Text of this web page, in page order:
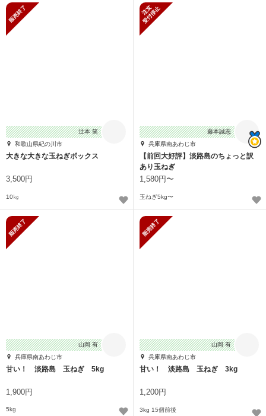
辻本 笑
和歌山県紀の川市
大きな大きな玉ねぎボックス
3,500円
10㎏
藤本誠志
兵庫県南あわじ市
【前回大好評】淡路島のちょっと訳
あり玉ねぎ
1,580円〜
玉ねぎ5kg〜
山岡 有
兵庫県南あわじ市
甘い！ 淡路島 玉ねぎ 5kg
1,900円
5kg
山岡 有
兵庫県南あわじ市
甘い！ 淡路島 玉ねぎ 3kg
1,200円
3kg 15個前後